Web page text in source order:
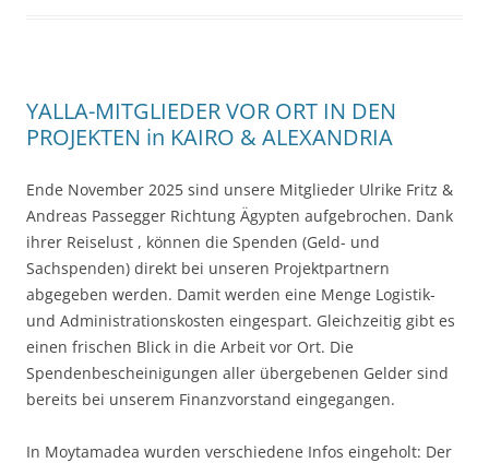
YALLA-MITGLIEDER VOR ORT IN DEN
PROJEKTEN in KAIRO & ALEXANDRIA
Ende November 2025 sind unsere Mitglieder Ulrike Fritz &
Andreas Passegger Richtung Ägypten aufgebrochen. Dank
ihrer Reiselust , können die Spenden (Geld- und
Sachspenden) direkt bei unseren Projektpartnern
abgegeben werden. Damit werden eine Menge Logistik-
und Administrationskosten eingespart. Gleichzeitig gibt es
einen frischen Blick in die Arbeit vor Ort. Die
Spendenbescheinigungen aller übergebenen Gelder sind
bereits bei unserem Finanzvorstand eingegangen.
In Moytamadea wurden verschiedene Infos eingeholt: Der